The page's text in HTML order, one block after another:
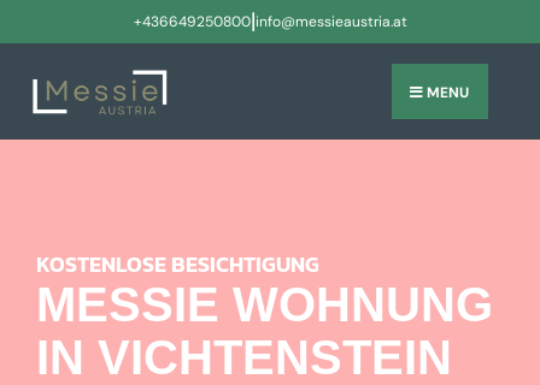
+436649250800|info@messieaustria.at
MENU
KOSTENLOSE BESICHTIGUNG
MESSIE WOHNUNG
IN VICHTENSTEIN